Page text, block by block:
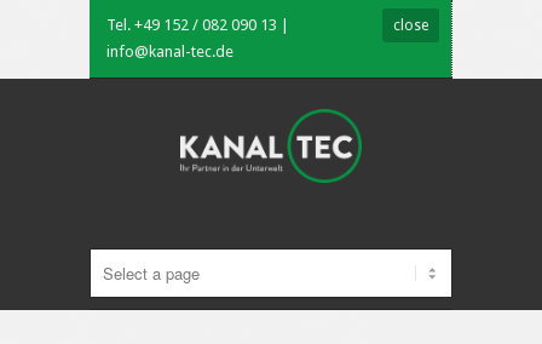
Tel. +49 152 / 082 090 13 |
info@kanal-tec.de
close